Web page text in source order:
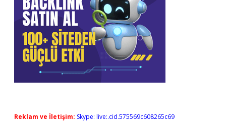
Reklam ve İletişim: Skype: live:.cid.575569c608265c69